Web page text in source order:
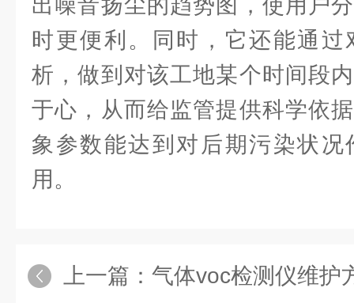
出噪音扬尘的趋势图，使用户
时更便利。同时，它还能通
析，做到对该工地某个时间段
于心，从而给监管提供科学依
象参数能达到对后期污染状
用。
上一篇： 气体voc检测仪维护